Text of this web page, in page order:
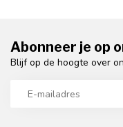
Abonneer je op
Blijf op de hoogte over